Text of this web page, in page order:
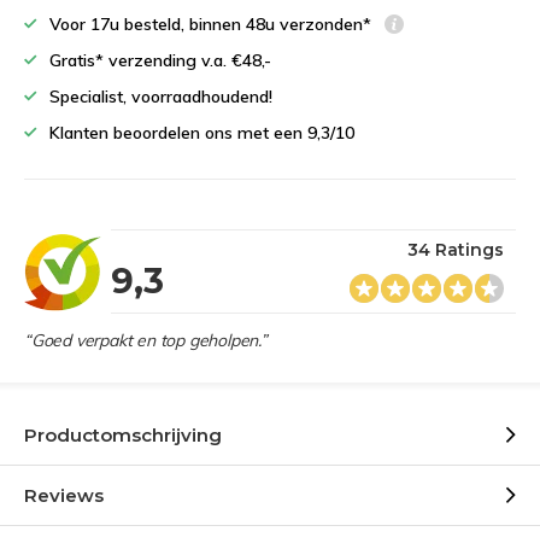
Voor 17u besteld, binnen 48u verzonden*
Gratis* verzending v.a. €48,-
Specialist, voorraadhoudend!
Klanten beoordelen ons met een 9,3/10
9,3
34 Ratings
“Goed verpakt en top geholpen.”
Productomschrijving
Reviews